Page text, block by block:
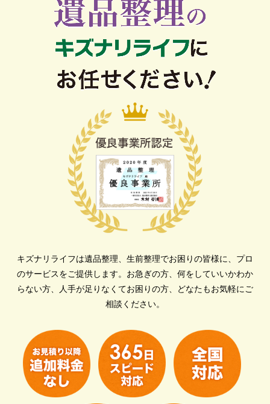
キズナリライフは遺品整理、生前整理でお困りの皆様に、プロ
のサービスをご提供します。 お急ぎの方、何をしていいかわか
らない方、人手が足りなくてお困りの方、どなたもお気軽にご
相談ください。